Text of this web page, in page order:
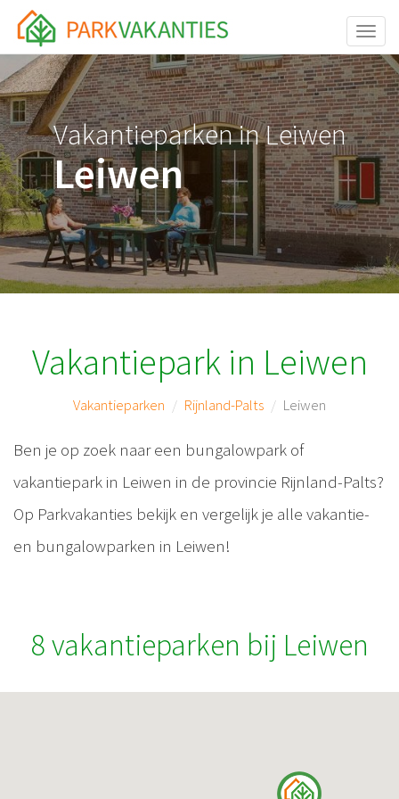
<body id="page-top">
Vakantieparken in Leiwen
Leiwen
Vakantiepark in Leiwen
Vakantieparken Rijnland-Palts Leiwen
Ben je op zoek naar een bungalowpark of
vakantiepark in Leiwen in de provincie Rijnland-Palts?
Op Parkvakanties bekijk en vergelijk je alle vakantie-
en bungalowparken in Leiwen!
8 vakantieparken bij Leiwen